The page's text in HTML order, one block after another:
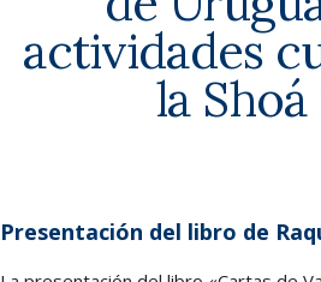
actividades
la
Presentación del libro de